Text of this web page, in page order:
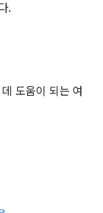
.
도움이 되는 여